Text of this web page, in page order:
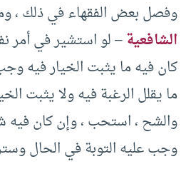
وفصل بعض الفقهاء في ذلك ،
الشافعية– لو استشير في أمر
كان فيه ما يثبت الخيار فيه
ما يقلل الرغبة فيه ولا يثبت
والشح ، استحب ، وإن كان
وجب عليه التوبة في الحال